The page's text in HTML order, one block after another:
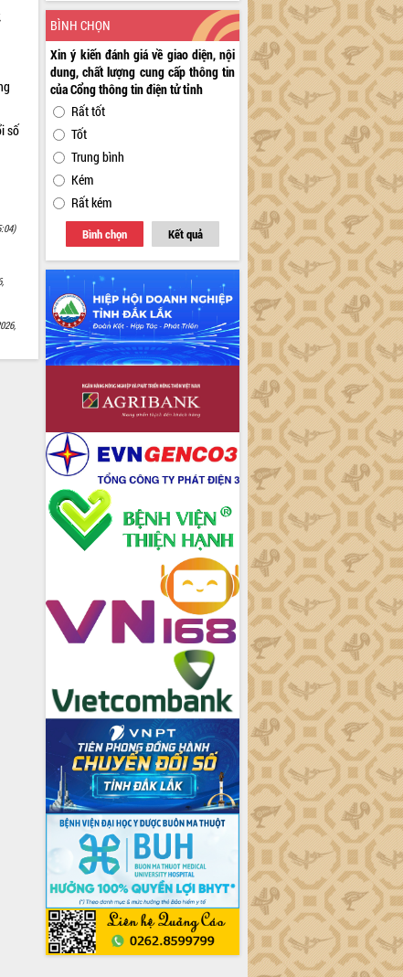
số
BÌNH CHỌN
Xin ý kiến đánh giá về giao diện, nội
dung, chất lượng cung cấp thông tin
của Cổng thông tin điện tử tỉnh
Rất tốt
Tốt
Trung bình
Kém
Rất kém
Bình chọn Kết quả